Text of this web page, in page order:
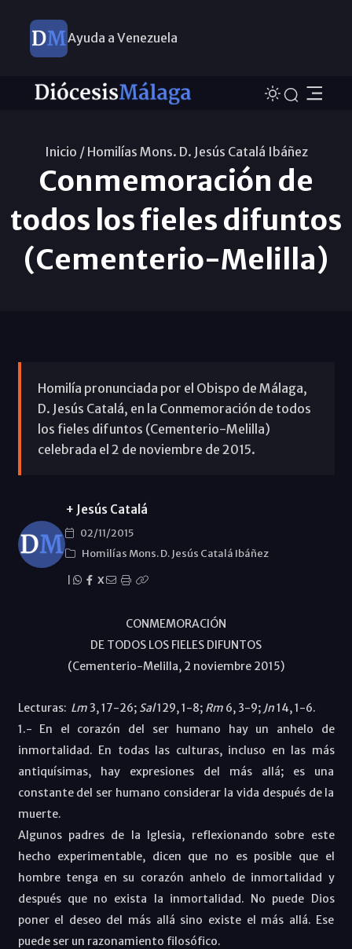
Ayuda a Venezuela
Inicio / Homilías Mons. D. Jesús Catalá Ibáñez
Conmemoración de
todos los fieles difuntos
(Cementerio-Melilla)
Homilía pronunciada por el Obispo de Málaga,
D. Jesús Catalá, en la Conmemoración de todos
los fieles difuntos (Cementerio-Melilla)
celebrada el 2 de noviembre de 2015.
+ Jesús Catalá
02/11/2015
Homilías Mons. D. Jesús Catalá Ibáñez
X
CONMEMORACIÓN
DE TODOS LOS FIELES DIFUNTOS
(Cementerio-Melilla, 2 noviembre 2015)
Lecturas: Lm3, 17-26; Sal129, 1-8; Rm6, 3-9; Jn14, 1-6.
1.- En el corazón del ser humano hay un anhelo de
inmortalidad. En todas las culturas, incluso en las más
antiquísimas, hay expresiones del más allá; es una
constante del ser humano considerar la vida después de la
muerte.
Algunos padres de la Iglesia, reflexionando sobre este
hecho experimentable, dicen que no es posible que el
hombre tenga en su corazón anhelo de inmortalidad y
después que no exista la inmortalidad. No puede Dios
poner el deseo del más allá sino existe el más allá. Ese
puede ser un razonamiento filosófico.